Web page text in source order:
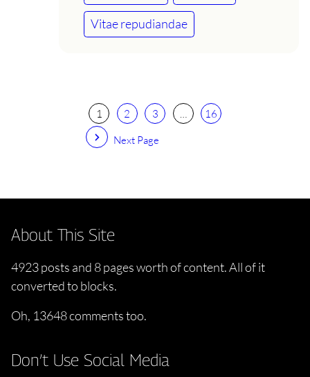
Vitae repudiandae
1 2 3
16
Next Page
About This Site
4923 posts and 8 pages worth of content. All of it
converted to blocks.
Oh, 13648 comments too.
Don’t Use Social Media